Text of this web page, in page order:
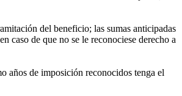
del beneficio; las sumas anticipadas
caso de que no se le reconociese derecho a
años de imposición reconocidos tenga el